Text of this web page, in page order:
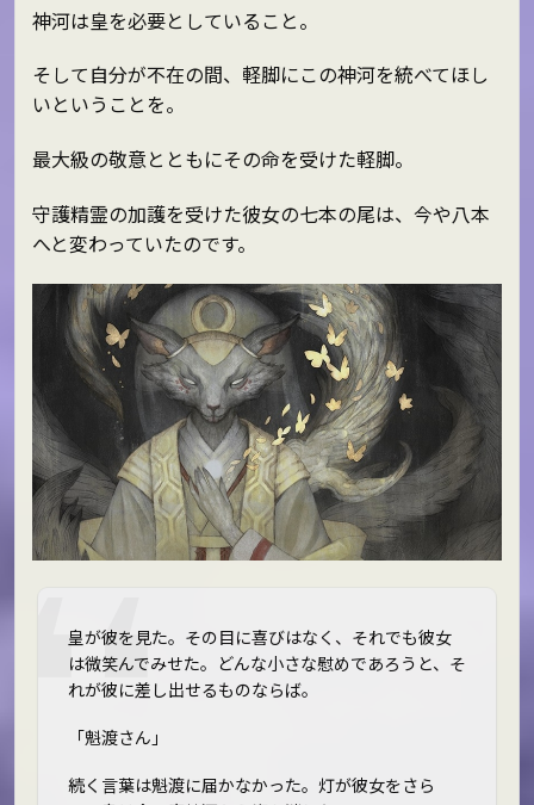
神河は皇を必要としていること。
そして自分が不在の間、軽脚にこの神河を統べてほし
いということを。
最大級の敬意とともにその命を受けた軽脚。
守護精霊の加護を受けた彼女の七本の尾は、今や八本
へと変わっていたのです。
皇が彼を見た。その目に喜びはなく、それでも彼女
は微笑んでみせた。どんな小さな慰めであろうと、そ
れが彼に差し出せるものならば。
「魁渡さん――」
続く言葉は魁渡に届かなかった。灯が彼女をさら